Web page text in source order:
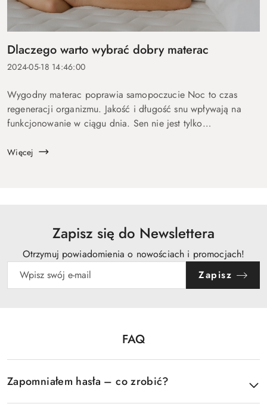
Dlaczego warto wybrać dobry materac
2024-05-18 14:46:00
Wygodny materac poprawia samopoczucie Noc to czas
regeneracji organizmu. Jakość i długość snu wpływają na
funkcjonowanie w ciągu dnia. Sen nie jest tylko
psychicznej. Podczas snu organizm odbu...
Więcej
Zapisz się do Newslettera
Otrzymuj powiadomienia o nowościach i promocjach!
Zapisz
FAQ
Zapomniałem hasła – co zrobić?